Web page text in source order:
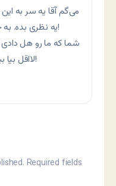
می‌گم آقا یه سر به
یه نظری بده. به خدا جای دوری نمی‌ره!
شما که ما رو هل
لااقل بیا ببین داریم چی کاره‌ایم!
Required fields